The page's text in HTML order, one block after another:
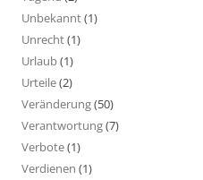
Unbekannt(1)
Unrecht(1)
Urlaub(1)
Urteile(2)
Veränderung(50)
Verantwortung(7)
Verbote(1)
Verdienen (1)